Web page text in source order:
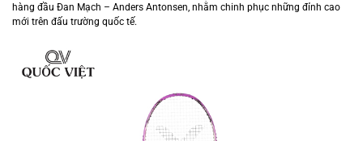
hàng đầu Đan Mạch – Anders Antonsen, nhằm chinh phục những đỉnh cao
mới trên đấu trường quốc tế.